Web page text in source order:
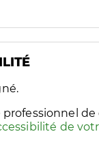
ou plusieurs
professionnel
de